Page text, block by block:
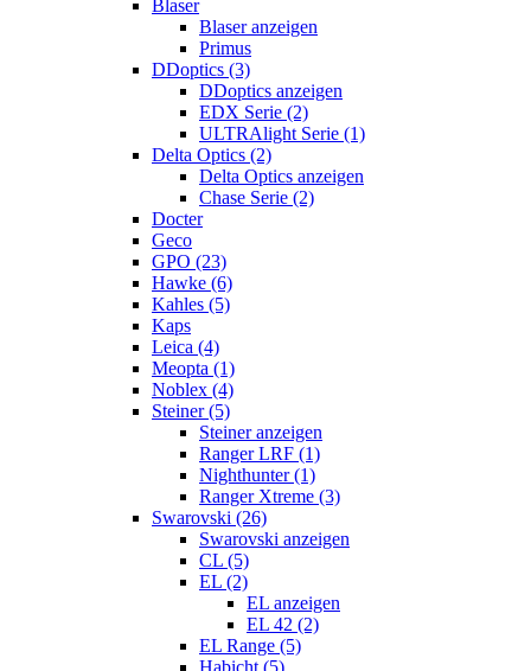
Blaser
Blaser anzeigen
Primus
DDoptics (3)
DDoptics anzeigen
EDX Serie (2)
ULTRAlight Serie (1)
Delta Optics (2)
Delta Optics anzeigen
Chase Serie (2)
Docter
Geco
GPO (23)
Hawke (6)
Kahles (5)
Kaps
Leica (4)
Meopta (1)
Noblex (4)
Steiner (5)
Steiner anzeigen
Ranger LRF (1)
Nighthunter (1)
Ranger Xtreme (3)
Swarovski (26)
Swarovski anzeigen
CL (5)
EL (2)
EL anzeigen
EL 42 (2)
EL Range (5)
Habicht (5)